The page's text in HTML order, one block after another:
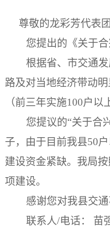
尊敬的龙彩芳代表团
您提出的《关于
根据省、市交通
路及对当地经济带动
（前三年实施100户
您提议的“关于合
子，由于目前我县50
建设资金紧缺。我局
项建设。
感谢您对我县交通
联系人/电话： 苗